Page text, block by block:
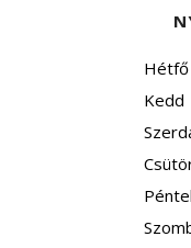
Hétfő
Kedd